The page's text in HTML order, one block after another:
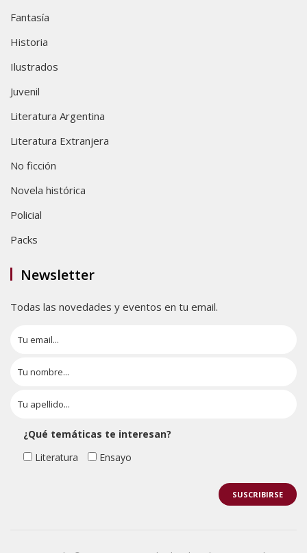
Fantasía
Historia
Ilustrados
Juvenil
Literatura Argentina
Literatura Extranjera
No ficción
Novela histórica
Policial
Packs
Newsletter
Todas las novedades y eventos en tu email.
¿Qué temáticas te interesan?
Literatura
Ensayo